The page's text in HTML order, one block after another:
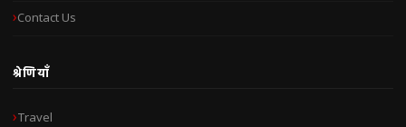
Contact Us
श्रेणियाँ
Travel